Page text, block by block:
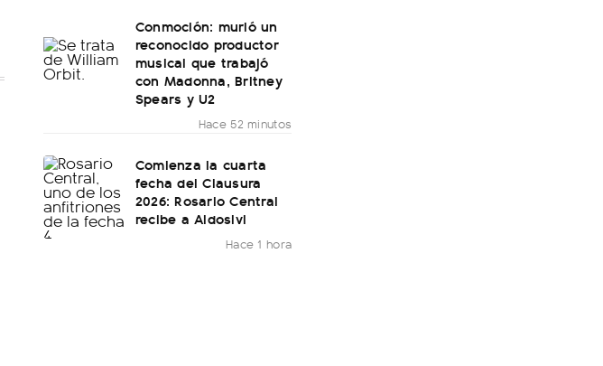
Conmoción: murió un
reconocido productor
musical que trabajó
con Madonna, Britney
Spears y U2
Hace 52 minutos
Comienza la cuarta
fecha del Clausura
2026: Rosario Central
recibe a Aldosivi
Hace 1 hora